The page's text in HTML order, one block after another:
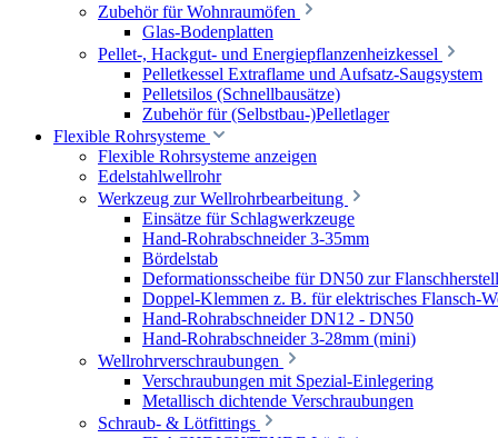
Zubehör für Wohnraumöfen
Glas-Bodenplatten
Pellet-, Hackgut- und Energiepflanzenheizkessel
Pelletkessel Extraflame und Aufsatz-Saugsystem
Pelletsilos (Schnellbausätze)
Zubehör für (Selbstbau-)Pelletlager
Flexible Rohrsysteme
Flexible Rohrsysteme anzeigen
Edelstahlwellrohr
Werkzeug zur Wellrohrbearbeitung
Einsätze für Schlagwerkzeuge
Hand-Rohrabschneider 3-35mm
Bördelstab
Deformationsscheibe für DN50 zur
Doppel-Klemmen z. B. für elektrisches Flansch-
Hand-Rohrabschneider DN12 - DN50
Hand-Rohrabschneider 3-28mm (mini)
Wellrohrverschraubungen
Verschraubungen mit Spezial-Einlegering
Metallisch dichtende Verschraubungen
Schraub- & Lötfittings